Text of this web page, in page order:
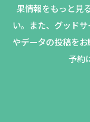
果情報をもっと見
い。 また、グッド
やデータの投稿を
予約